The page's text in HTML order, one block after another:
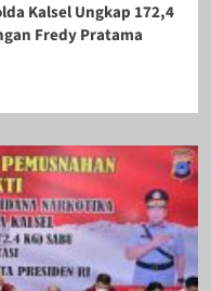
Kalsel Ungkap 172,4
Fredy Pratama